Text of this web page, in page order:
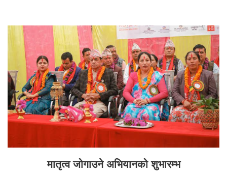
मातृत्व जोगाउने अभियानको शुभारम्भ